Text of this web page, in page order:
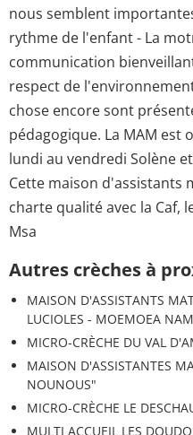
nous semblent
rythme de l'enfant - La
communication
respect de
chose encore sont
pédagogique. La MAM est
lundi au vendredi Solène
Cette maison d'assistants
charte qualité avec la Caf,
Msa
Autres crèches à
MAISON D'ASSISTANTS
LUCIOLES - MOEMOEA
MICRO-CRÈCHE DU VAL
MAISON D'ASSISTANTES
NOUNOUS"
MICRO-CRÈCHE LE
MULTI ACCUEIL LES